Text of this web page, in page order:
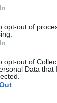
opt-out of
opt-out of
Data that